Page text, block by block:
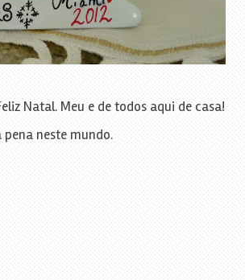
Natal. Meu e de todos aqui de casa!
neste mundo.